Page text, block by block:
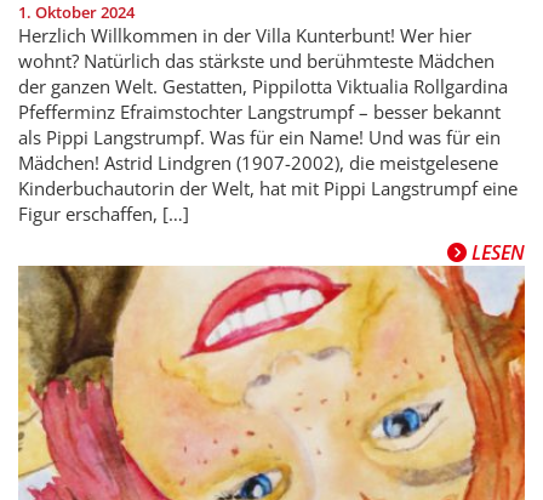
1. Oktober 2024
Herzlich Willkommen in der Villa Kunterbunt! Wer hier
wohnt? Natürlich das stärkste und berühmteste Mädchen
der ganzen Welt. Gestatten, Pippilotta Viktualia Rollgardina
Pfefferminz Efraimstochter Langstrumpf – besser bekannt
als Pippi Langstrumpf. Was für ein Name! Und was für ein
Mädchen! Astrid Lindgren (1907-2002), die meistgelesene
Kinderbuchautorin der Welt, hat mit Pippi Langstrumpf eine
Figur erschaffen, […]
LESEN